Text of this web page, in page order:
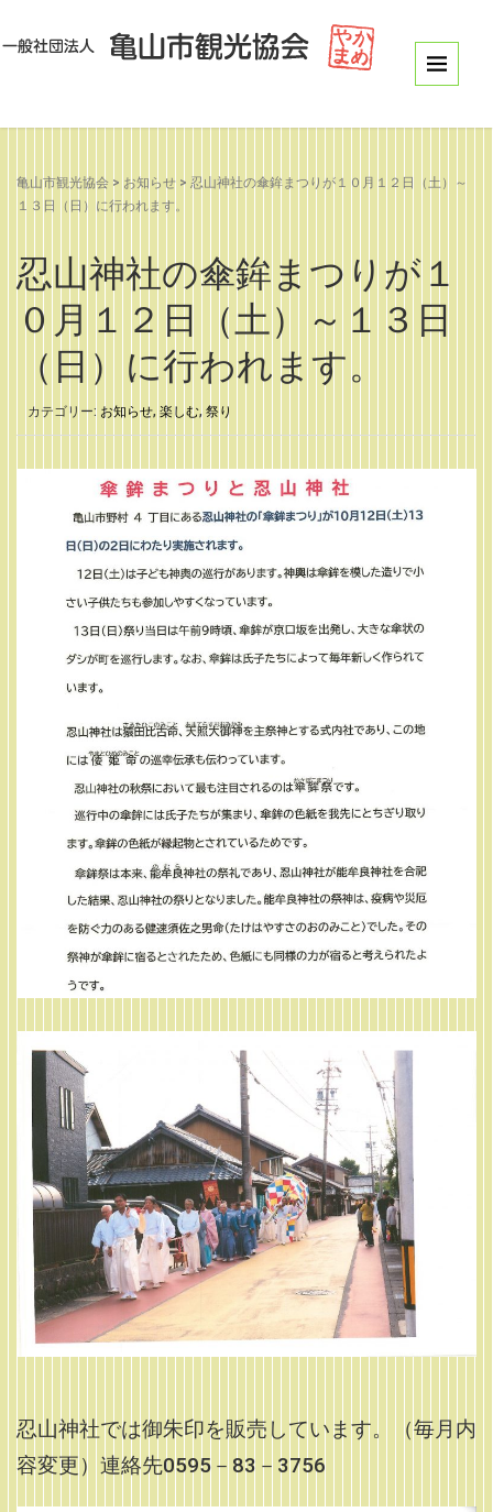
亀山市観光協会 > お知らせ > 忍山神社の傘鉾まつりが１０月１２日（土）～
１３日（日）に行われます。
忍山神社の傘鉾まつりが１
０月１２日（土）～１３日
（日）に行われます。
カテゴリー: お知らせ, 楽しむ, 祭り
忍山神社では御朱印を販売しています。（毎月内
容変更）連絡先0595－83－3756